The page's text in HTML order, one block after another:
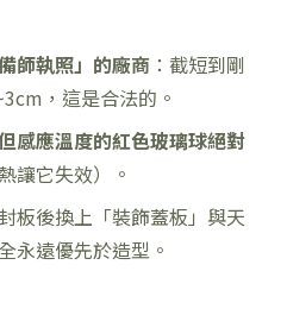
師執照」的廠商：截短到剛
，這是合法的。
感應溫度的紅色玻璃球絕對
讓它失效）。
板後換上「裝飾蓋板」與天
永遠優先於造型。